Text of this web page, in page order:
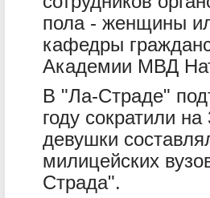
пола - женщины
кафедры
Академии МВД
В "Ла-Страде"
году сократили
девушки
милицейских
Страда".